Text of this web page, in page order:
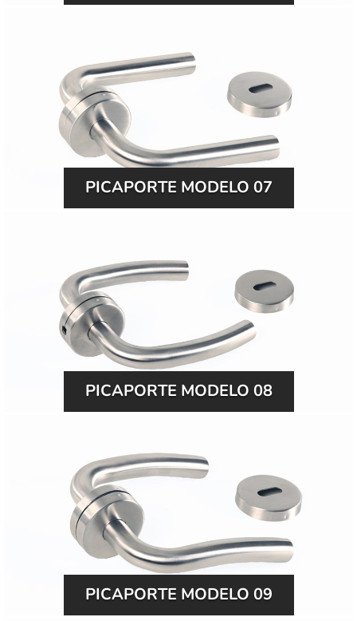
PICAPORTE MODELO 07
PICAPORTE MODELO 08
PICAPORTE MODELO 09